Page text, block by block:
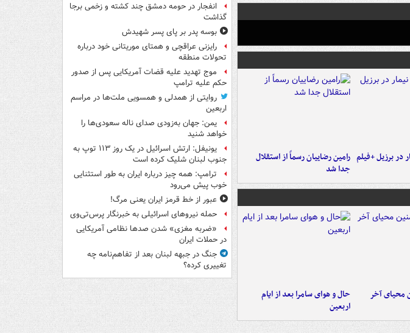
در برزیل +فیلم رامین رضاییان رسماً از استقلال
جدا شد
محیای آخر
حال و هوای سامرا بعد از ایام
اربعین
انفجار در حومه دمشق چند کشته و زخمی برجا
گذاشت
بوسه‌ پدر بر پای پسر شهیدش
رایزنی عراقچی و همتای موریتانی خود درباره
تحولات منطقه
موج تهدید علیه قضات آمریکایی پس از صدور
حکم علیه ترامپ
روایتی از همدلی و همسویی ملت‌ها در مراسم
اربعین
یمن: جهان به‌زودی صدای ناله سعودی‌ها را
خواهد شنید
یونیفل: ارتش اسرائیل در یک روز ۱۱۳ توپ به
جنوب لبنان شلیک کرده است
ترامپ: همه چیز درباره ایران به طور استثنایی
خوب پیش می‌رود
عبور از خط قرمز ایران یعنی مرگ!
حمله نیروهای اسرائیلی به خبرنگار پرس‌تی‌وی
«ضربه مغزی» شدن صدها نظامی آمریکایی
در حملات ایران
جنگ در جبهه لبنان بعد از تفاهم‌نامه چه
تغییری کرده؟